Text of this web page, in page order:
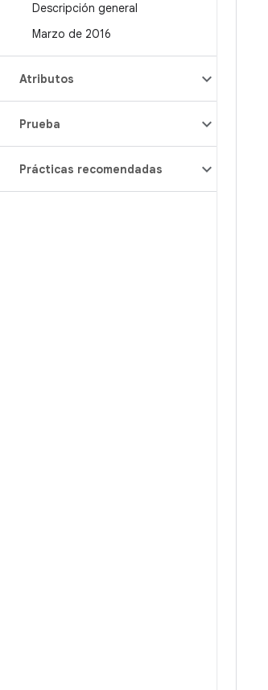
Descripción general
Marzo de 2016
Atributos
Prueba
Prácticas recomendadas